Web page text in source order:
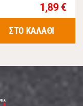
1,89 €
ΣΤΟ ΚΑΛΑΘΙ